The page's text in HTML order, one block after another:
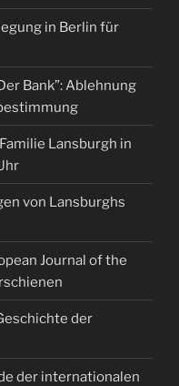
in Berlin für
Bank”: Ablehnung
Lansburgh in
von Lansburghs
Journal of the
der
der internationalen